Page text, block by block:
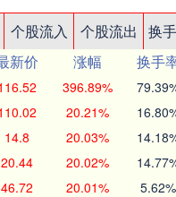
个股流入 个股流出
换
新价 涨幅
换手
396.89%
20.21%
14.8 20.03%
20.44 20.02%
46.72 20.01% 5.62%